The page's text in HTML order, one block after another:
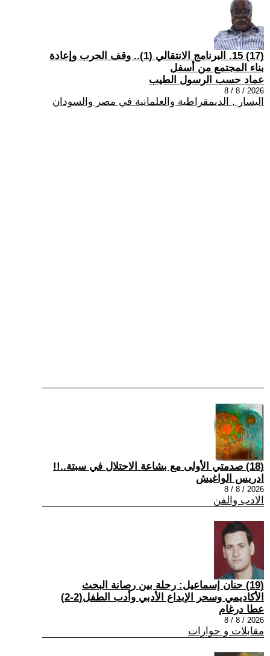
(17) 15. البرنامج الانتقالي (1).. وقف الحرب وإعادة
بناء المجتمع من أسفل
عماد حسب الرسول الطيب
2026 / 8 / 8
اليسار , الديمقراطية والعلمانية في مصر والسودان
(18) صدمتي الأولى مع بشاعة الاحتلال في سبتة..!!
ادريس الواغيش
2026 / 8 / 8
الادب والفن
(19) حنان إسماعيل: رحلة بين رصانة البحث
الأكاديمي وسحر الإبداع الأدبي وأدب الطفل(2-2)
عطا درغام
2026 / 8 / 8
مقابلات و حوارات